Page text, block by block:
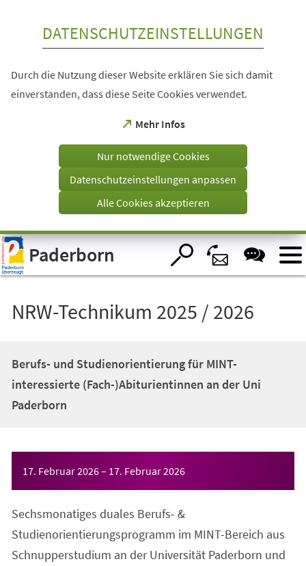
Visuelle
Assistenzsoftware
öffnen.
DATENSCHUTZEINSTELLUNGEN
Durch die Nutzung dieser Website erklären Sie sich damit
einverstanden, dass diese Seite Cookies verwendet.
Mehr Infos
(Öffnet
einem
Tab)
Nur notwendige Cookies
Datenschutzeinstellungen anpassen
Alle Cookies akzeptieren
Paderborn
NRW-Technikum 2025 / 2026
Berufs- und Studienorientierung für MINT-
interessierte (Fach-)Abiturientinnen an der Uni
Paderborn
17. Februar 2026– 17. Februar 2026
Sechsmonatiges duales Berufs- &
Studienorientierungsprogramm im MINT-Bereich aus
Schnupperstudium an der Universität Paderborn und